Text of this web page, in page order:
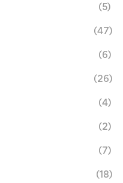
(5)
(47)
(6)
(26)
(4)
(2)
(7)
(18)